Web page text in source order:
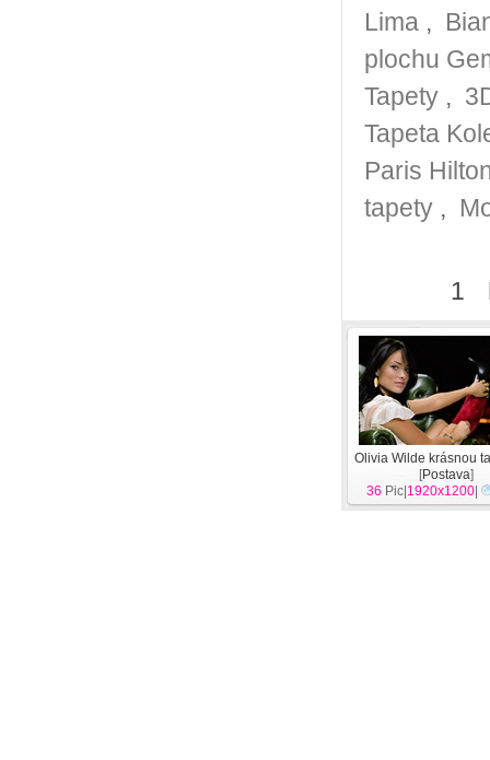
Lima ,
plochu
Tapety ,
Tapeta
Paris
tapety ,
1
Olivia Wilde krásnou
[Postava]
36 Pic| 1920x1200